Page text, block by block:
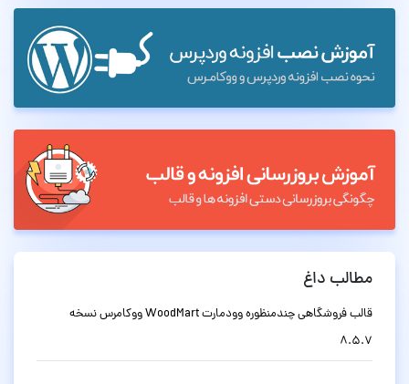
مطالب داغ
قالب فروشگاهی چندمنظوره وودمارت WoodMart ووکامرس نسخه
8.5.7